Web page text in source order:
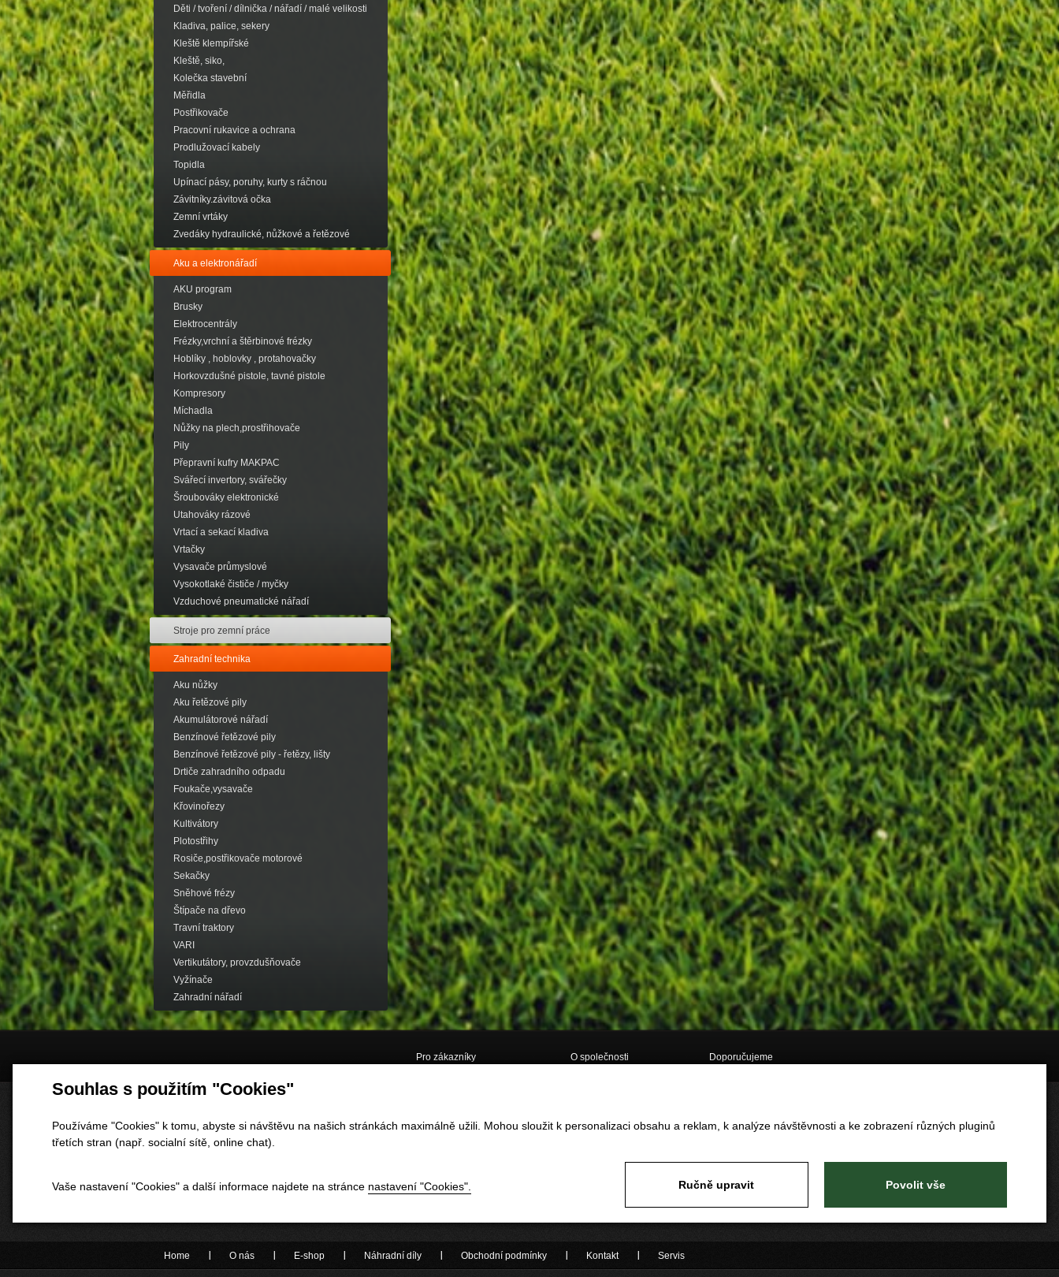
Souhlas s použitím "Cookies"
Používáme "Cookies" k tomu, abyste si návštěvu na našich stránkách maximálně užili. Mohou sloužit k personalizaci obsahu a reklam, k analýze návštěvnosti a ke zobrazení různých pluginů
třetích stran (např. socialní sítě, online chat).
Vaše nastavení "Cookies" a další informace najdete na stránce nastavení "Cookies". Ručně upravit Povolit vše
Děti / tvoření / dílnička / nářadí / malé velikosti
Kladiva, palice, sekery
Kleště klempířské
Kleště, siko,
Kolečka stavební
Měřidla
Postřikovače
Pracovní rukavice a ochrana
Prodlužovací kabely
Topidla
Upínací pásy, poruhy, kurty s ráčnou
Závitníky.závitová očka
Zemní vrtáky
Zvedáky hydraulické, nůžkové a řetězové
Aku a elektronářadí
AKU program
Brusky
Elektrocentrály
Frézky,vrchní a štěrbinové frézky
Hoblíky , hoblovky , protahovačky
Horkovzdušné pistole, tavné pistole
Kompresory
Míchadla
Nůžky na plech,prostřihovače
Pily
Přepravní kufry MAKPAC
Svářecí invertory, svářečky
Šroubováky elektronické
Utahováky rázové
Vrtací a sekací kladiva
Vrtačky
Vysavače průmyslové
Vysokotlaké čističe / myčky
Vzduchové pneumatické nářadí
Stroje pro zemní práce
Zahradní technika
Aku nůžky
Aku řetězové pily
Akumulátorové nářadí
Benzínové řetězové pily
Benzínové řetězové pily - řetězy, lišty
Drtiče zahradního odpadu
Foukače,vysavače
Křovinořezy
Kultivátory
Plotostřihy
Rosiče,postřikovače motorové
Sekačky
Sněhové frézy
Štípače na dřevo
Travní traktory
VARI
Vertikutátory, provzdušňovače
Vyžínače
Zahradní nářadí
Pro zákazníky
Obchodní podmínky
Odstoupení od smlouvy ONLINE
O společnosti
Kontakt
Doporučujeme
Home O nás E-shop Náhradní díly Obchodní podmínky Kontakt Servis